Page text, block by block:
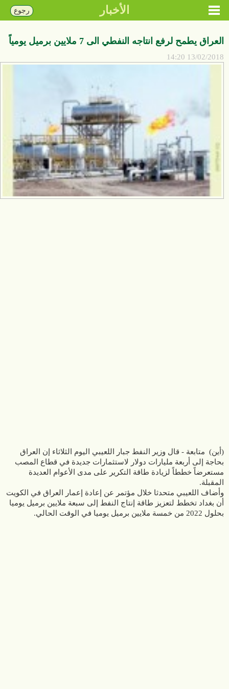
رجوع الأخبار
العراق يطمح لرفع انتاجه النفطي الى 7 ملايين برميل يومياً
13/02/2018 14:20
(أين) متابعة - قال وزير النفط جبار اللعيبي اليوم الثلاثاء إن العراق
بحاجة إلى أربعة مليارات دولار لاستثمارات جديدة في قطاع المصب
مستعرضاً خططاً لزيادة طاقة التكرير على مدى الأعوام العديدة
المقبلة.
وأضاف اللعيبي متحدثا خلال مؤتمر عن إعادة إعمار العراق في الكويت
أن بغداد تخطط لتعزيز طاقة إنتاج النفط إلى سبعة ملايين برميل يوميا
بحلول 2022 من خمسة ملايين برميل يوميا في الوقت الحالي.